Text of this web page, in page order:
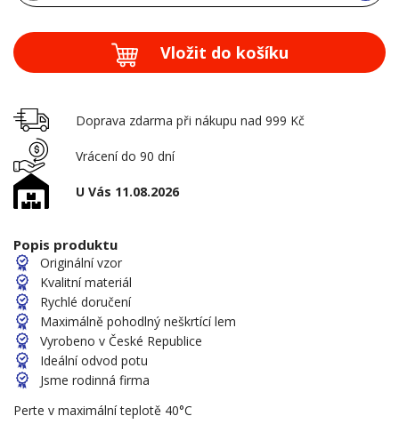
Vložit do košíku
Doprava zdarma při nákupu nad 999 Kč
Vrácení do 90 dní
U Vás 11.08.2026
Popis produktu
Originální vzor
Kvalitní materiál
Rychlé doručení
Maximálně pohodlný neškrtící lem
Vyrobeno v České Republice
Ideální odvod potu
Jsme rodinná firma
Perte v maximální teplotě 40°C